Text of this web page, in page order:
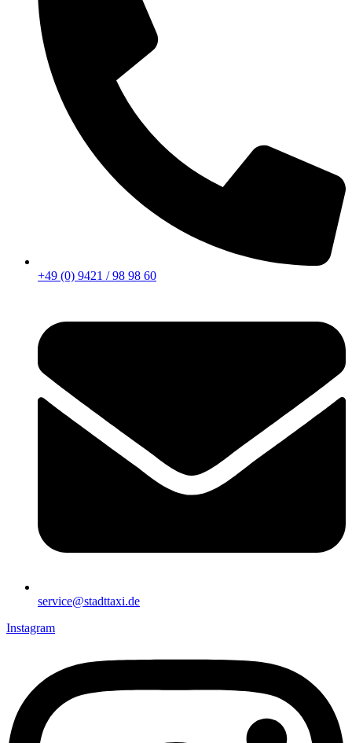
+49 (0) 9421 / 98 98 60
service@stadttaxi.de
Instagram